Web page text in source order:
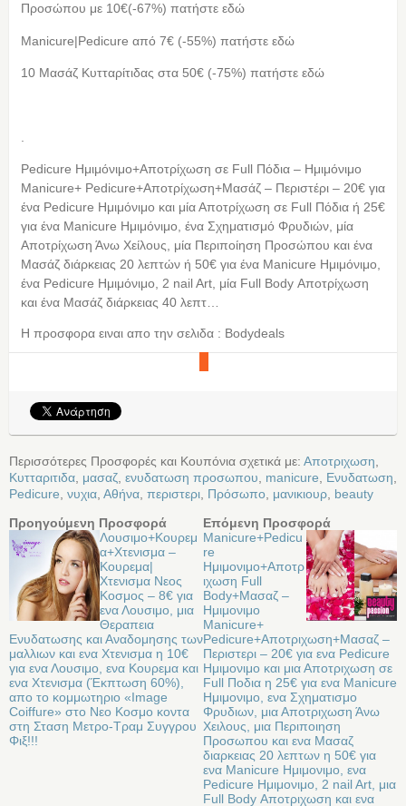
Προσώπου με 10€(-67%) πατήστε εδώ
Manicure|Pedicure από 7€ (-55%) πατήστε εδώ
10 Μασάζ Κυτταρίτιδας στα 50€ (-75%) πατήστε εδώ
Pedicure Ημιμόνιμο+Αποτρίχωση σε Full Πόδια – Ημιμόνιμο
Manicure+ Pedicure+Αποτρίχωση+Μασάζ – Περιστέρι – 20€ για
ένα Pedicure Ημιμόνιμο και μία Αποτρίχωση σε Full Πόδια ή 25€
για ένα Manicure Ημιμόνιμο, ένα Σχηματισμό Φρυδιών, μία
Αποτρίχωση Άνω Χείλους, μία Περιποίηση Προσώπου και ένα
Μασάζ διάρκειας 20 λεπτών ή 50€ για ένα Manicure Ημιμόνιμο,
ένα Pedicure Ημιμόνιμο, 2 nail Art, μία Full Body Αποτρίχωση
και ένα Μασάζ διάρκειας 40 λεπτ…
Η προσφορα ειναι απο την σελιδα : Bodydeals
Περισσότερες Προσφορές και Κουπόνια σχετικά με: Αποτριχωση,
Κυτταριτιδα, μασαζ, ενυδατωση προσωπου, manicure, Ενυδατωση,
Pedicure, νυχια, Αθήνα, περιστερι, Πρόσωπο, μανικιουρ, beauty
Προηγούμενη Προσφορά
Λουσιμο+Κουρεμ
α+Χτενισμα –
Κουρεμα|
Χτενισμα Νεος
Κοσμος – 8€ για
ενα Λουσιμο, μια
Θεραπεια
Ενυδατωσης και Αναδομησης των
μαλλιων και ενα Χτενισμα η 10€
για ενα Λουσιμο, ενα Κουρεμα και
ενα Χτενισμα (Έκπτωση 60%),
απο το κομμωτηριο «Image
Coiffure» στο Νεο Κοσμο κοντα
στη Σταση Μετρο-Τραμ Συγγρου
Φιξ!!!
Επόμενη Προσφορά
Manicure+Pedicu
re
Ημιμονιμο+Αποτρ
ιχωση Full
Body+Μασαζ –
Ημιμονιμο
Manicure+
Pedicure+Αποτριχωση+Μασαζ –
Περιστερι – 20€ για ενα Pedicure
Ημιμονιμο και μια Αποτριχωση σε
Full Ποδια η 25€ για ενα Manicure
Ημιμονιμο, ενα Σχηματισμο
Φρυδιων, μια Αποτριχωση Άνω
Χειλους, μια Περιποιηση
Προσωπου και ενα Μασαζ
διαρκειας 20 λεπτων η 50€ για
ενα Manicure Ημιμονιμο, ενα
Pedicure Ημιμονιμο, 2 nail Art, μια
Full Body Αποτριχωση και ενα